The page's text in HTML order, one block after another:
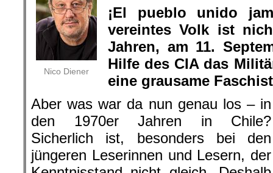
Nico Diener
¡El pueblo unido
vereintes Volk ist
Jahren, am 11.
Hilfe des CIA das
eine grausame
Aber was war da nun genau los – in
den 1970er Jahren in Chile?
Sicherlich ist, besonders bei den
jüngeren Leserinnen und Lesern, der